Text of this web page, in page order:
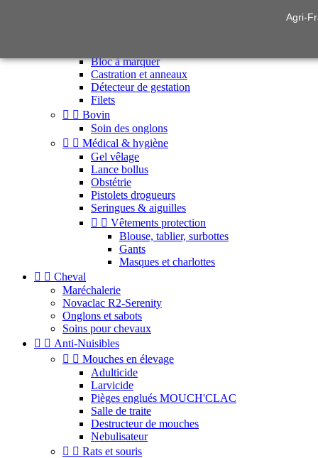
Bloc à marquer
Castration et anneaux
Détecteur de gestation
Filets
  Bovin
Soin des onglons
  Médical & hygiène
Gel vêlage
Lance bollus
Obstétrie
Pistolets drogueurs
Seringues & aiguilles
  Vêtements protection
Blouse, tablier, surbottes
Gants
Masques et charlottes
  Cheval
Maréchalerie
Novaclac R2-Serenity
Onglons et sabots
Soins pour chevaux
  Anti-Nuisibles
  Mouches en élevage
Adulticide
Larvicide
Pièges englués MOUCH'CLAC
Salle de traite
Destructeur de mouches
Nebulisateur
  Rats et souris
Agri-